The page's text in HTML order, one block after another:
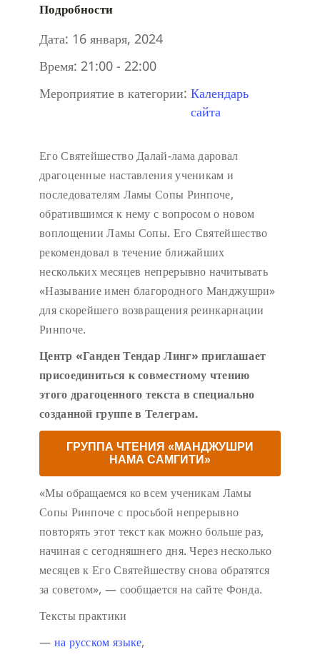
Подробности
Дата: 16 января, 2024
Время: 21:00 - 22:00
Мероприятие в категории: Календарь
сайта
Его Святейшество Далай-лама даровал
драгоценные наставления ученикам и
последователям Ламы Сопы Ринпоче,
обратившимся к нему с вопросом о новом
воплощении Ламы Сопы. Его Святейшество
рекомендовал в течение ближайших
нескольких месяцев непрерывно начитывать
«Называние имен благородного Манджушри»
для скорейшего возвращения реинкарнации
Ринпоче.
Центр «Ганден Тендар Линг» приглашает
присоединиться к совместному чтению
этого драгоценного текста в специально
созданной группе в Телеграм.
ГРУППА ЧТЕНИЯ «МАНДЖУШРИ
НАМА САМГИТИ»
«Мы обращаемся ко всем ученикам Ламы
Сопы Ринпоче с просьбой непрерывно
повторять этот текст как можно больше раз,
начиная с сегодняшнего дня. Через несколько
месяцев к Его Святейшеству снова обратятся
за советом», — сообщается на сайте Фонда.
Тексты практики
— на русском языке,